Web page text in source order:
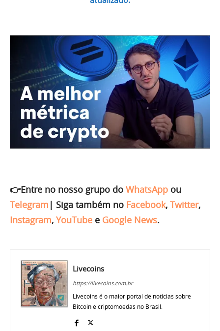
👉Entre no nosso grupo do WhatsApp ou
Telegram | Siga também no Facebook, Twitter,
Instagram, YouTube e Google News.
Livecoins
https://livecoins.com.br
Livecoins é o maior portal de notícias sobre
Bitcoin e criptomoedas no Brasil.